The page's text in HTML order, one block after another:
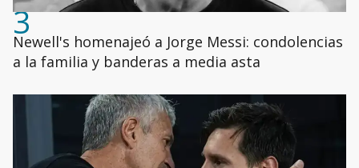
3
Newell's homenajeó a Jorge Messi: condolencias
a la familia y banderas a media asta